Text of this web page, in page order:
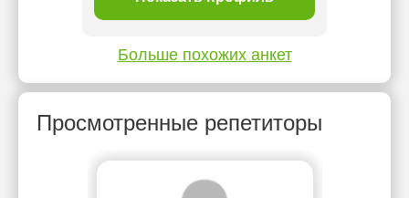
Больше похожих анкет
Просмотренные репетиторы